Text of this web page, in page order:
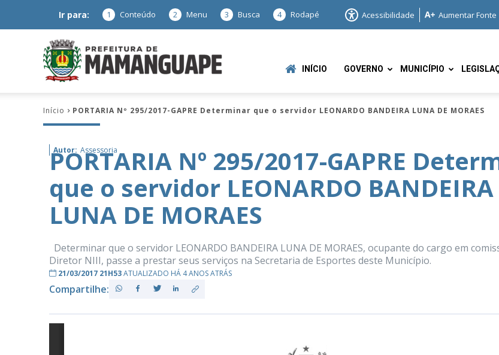
Ir para: 1 Conteúdo 2 Menu 3 Busca 4 Rodapé Acessibilidade Aumentar Fonte
Mamanguape
–
PB
INÍCIO GOVERNO MUNICÍPIO
Início PORTARIA Nº 295/2017-GAPRE Determinar que o servidor LEONARDO BANDEIRA LUNA DE MORAES
Autor: Assessoria
PORTARIA Nº 295/2017-GAPRE
que o servidor LEONARDO BANDEIRA
LUNA DE MORAES
Determinar que o servidor LEONARDO BANDEIRA LUNA DE MORAES, ocupante do cargo em
Diretor NIII, passe a prestar seus serviços na Secretaria de Esportes deste Município.
21/03/2017 21H53ATUALIZADO HÁ 4 ANOS ATRÁS
Compartilhe: